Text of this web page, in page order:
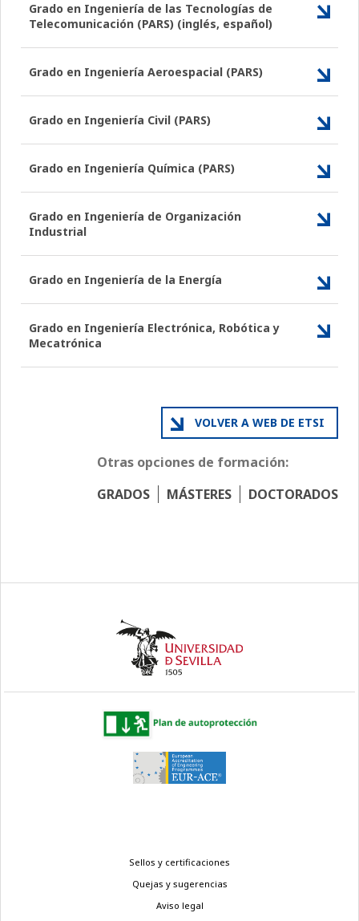
Grado en Ingeniería de las Tecnologías de
Telecomunicación (PARS) (inglés, español)
Grado en Ingeniería Aeroespacial (PARS)
Grado en Ingeniería Civil (PARS)
Grado en Ingeniería Química (PARS)
Grado en Ingeniería de Organización
Industrial
Grado en Ingeniería de la Energía
Grado en Ingeniería Electrónica, Robótica y
Mecatrónica
VOLVER A WEB DE ETSI
Otras opciones de formación:
GRADOS
MÁSTERES DOCTORADOS
Sellos y certificaciones
Quejas y sugerencias
Aviso legal